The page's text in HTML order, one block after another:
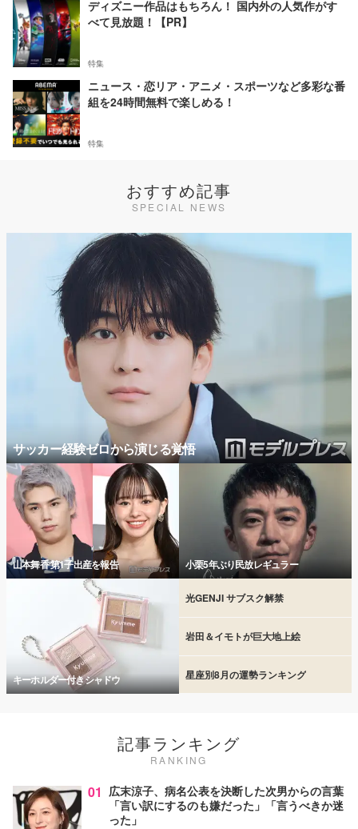
ディズニー作品はもちろん！ 国内外の人気作がす
べて見放題！【PR】
特集
ニュース・恋リア・アニメ・スポーツなど多彩な番
組を24時間無料で楽しめる！
特集
おすすめ記事
SPECIAL NEWS
サッカー経験ゼロから演じる覚悟
山本舞香 第1子出産を報告 小栗5年ぶり民放レギュラー
キーホルダー付きシャドウ
光GENJI サブスク解禁
岩田＆イモトが巨大地上絵
星座別8月の運勢ランキング
記事ランキング
RANKING
01 広末涼子、病名公表を決断した次男からの言葉
「言い訳にするのも嫌だった」「言うべきか迷
った」